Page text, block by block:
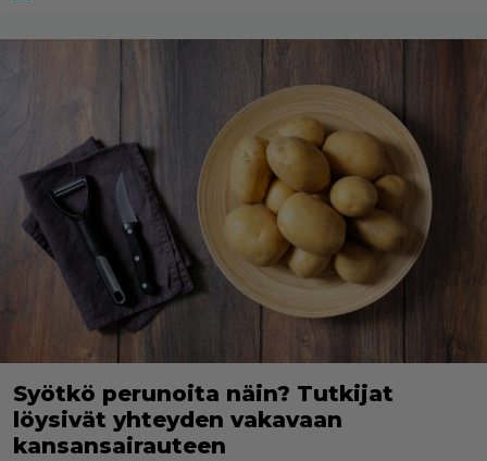
Syötkö perunoita näin? Tutkijat
löysivät yhteyden vakavaan
kansansairauteen